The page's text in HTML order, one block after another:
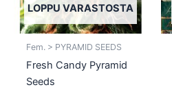
LOPPU VARASTOSTA
Fem. > PYRAMID SEEDS
Fresh Candy Pyramid
Seeds
tehdä
valinnat